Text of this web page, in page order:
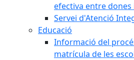
efectiva entre dones
Servei d'Atenció
Educació
Informació del
matrícula de les